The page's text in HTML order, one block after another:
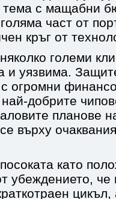
тема с мащабни
част от
кръг от
големи
и уязвима.
с огромни
добрите
планове
върху
като
убеждението, че
цикъл,